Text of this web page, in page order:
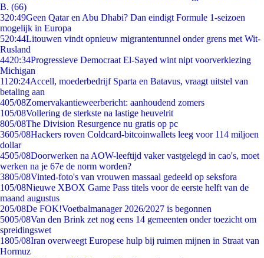
B. (66)
320:49Geen Qatar en Abu Dhabi? Dan eindigt Formule 1-seizoen
mogelijk in Europa
520:44Litouwen vindt opnieuw migrantentunnel onder grens met Wit-
Rusland
4420:34Progressieve Democraat El-Sayed wint nipt voorverkiezing
Michigan
11 20:24Accell, moederbedrijf Sparta en Batavus, vraagt uitstel van
betaling aan
405/08Zomervakantieweerbericht: aanhoudend zomers
105/08Vollering de sterkste na lastige heuvelrit
805/08The Division Resurgence nu gratis op pc
3605/08Hackers roven Coldcard-bitcoinwallets leeg voor 114 miljoen
dollar
4505/08Doorwerken na AOW-leeftijd vaker vastgelegd in cao's, moet
werken na je 67e de norm worden?
3805/08Vinted-foto's van vrouwen massaal gedeeld op seksfora
105/08Nieuwe XBOX Game Pass titels voor de eerste helft van de
maand augustus
205/08De FOK!Voetbalmanager 2026/2027 is begonnen
5005/08Van den Brink zet nog eens 14 gemeenten onder toezicht om
spreidingswet
1805/08Iran overweegt Europese hulp bij ruimen mijnen in Straat van
Hormuz